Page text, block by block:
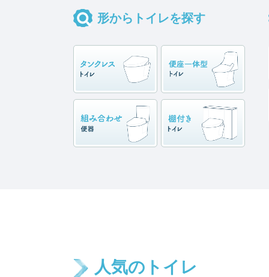
形からトイレを探す
人気のトイレ